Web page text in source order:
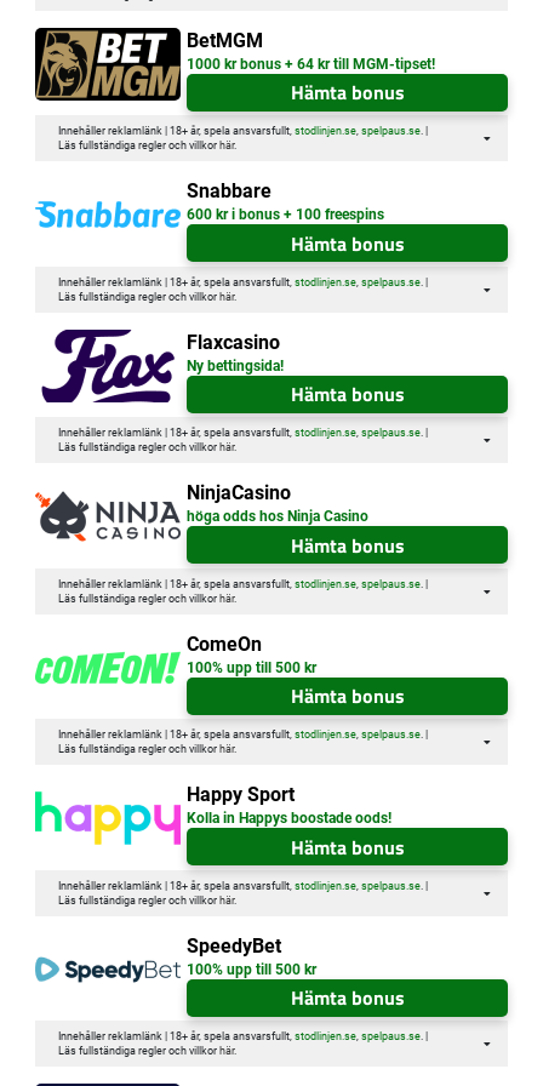
BetMGM
1000 kr bonus + 64 kr till MGM-tipset!
Hämta bonus
Innehåller reklamlänk | 18+ år, spela ansvarsfullt, stodlinjen.se, spelpaus.se. |
Läs fullständiga regler och villkor här.
Snabbare
600 kr i bonus + 100 freespins
Hämta bonus
Innehåller reklamlänk | 18+ år, spela ansvarsfullt, stodlinjen.se, spelpaus.se. |
Läs fullständiga regler och villkor här.
Flaxcasino
Ny bettingsida!
Hämta bonus
Innehåller reklamlänk | 18+ år, spela ansvarsfullt, stodlinjen.se, spelpaus.se. |
Läs fullständiga regler och villkor här.
NinjaCasino
höga odds hos Ninja Casino
Hämta bonus
Innehåller reklamlänk | 18+ år, spela ansvarsfullt, stodlinjen.se, spelpaus.se. |
Läs fullständiga regler och villkor här.
ComeOn
100% upp till 500 kr
Hämta bonus
Innehåller reklamlänk | 18+ år, spela ansvarsfullt, stodlinjen.se, spelpaus.se. |
Läs fullständiga regler och villkor här.
Happy Sport
Kolla in Happys boostade oods!
Hämta bonus
Innehåller reklamlänk | 18+ år, spela ansvarsfullt, stodlinjen.se, spelpaus.se. |
Läs fullständiga regler och villkor här.
SpeedyBet
100% upp till 500 kr
Hämta bonus
Innehåller reklamlänk | 18+ år, spela ansvarsfullt, stodlinjen.se, spelpaus.se. |
Läs fullständiga regler och villkor här.